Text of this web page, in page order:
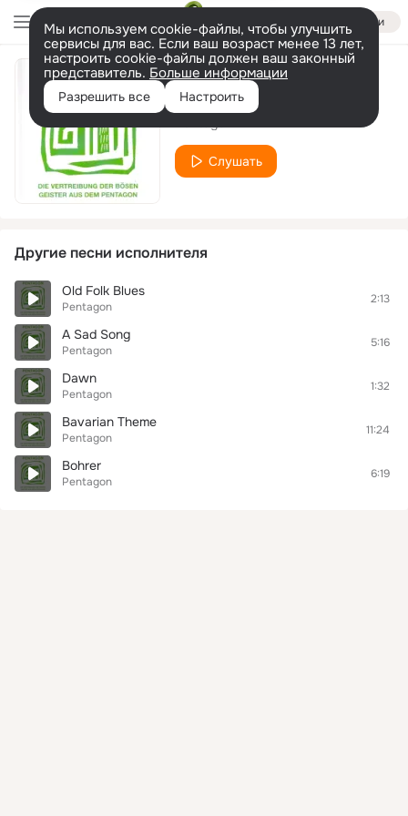
Войти
Мы используем cookie-файлы, чтобы улучшить
сервисы для вас. Если ваш возраст менее 13 лет,
настроить cookie-файлы должен ваш законный
представитель. Больше информации
Разрешить все Настроить
Osiris
Слушать
Другие песни исполнителя
Old Folk Blues
Pentagon
2:13
A Sad Song
Pentagon
5:16
Dawn
Pentagon
1:32
Bavarian Theme
Pentagon
11:24
Bohrer
Pentagon
6:19